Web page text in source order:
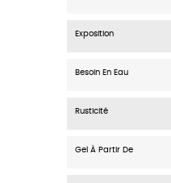
Exposition
Besoin En Eau
Rusticité
Gel À Partir De